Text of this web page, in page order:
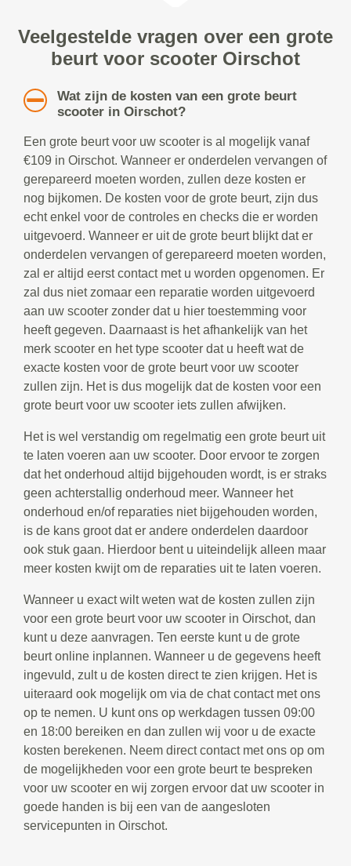
Veelgestelde vragen over een grote
beurt voor scooter Oirschot
Wat zijn de kosten van een grote beurt
scooter in Oirschot?
Een grote beurt voor uw scooter is al mogelijk vanaf
€109 in Oirschot. Wanneer er onderdelen vervangen of
gerepareerd moeten worden, zullen deze kosten er
nog bijkomen. De kosten voor de grote beurt, zijn dus
echt enkel voor de controles en checks die er worden
uitgevoerd. Wanneer er uit de grote beurt blijkt dat er
onderdelen vervangen of gerepareerd moeten worden,
zal er altijd eerst contact met u worden opgenomen. Er
zal dus niet zomaar een reparatie worden uitgevoerd
aan uw scooter zonder dat u hier toestemming voor
heeft gegeven. Daarnaast is het afhankelijk van het
merk scooter en het type scooter dat u heeft wat de
exacte kosten voor de grote beurt voor uw scooter
zullen zijn. Het is dus mogelijk dat de kosten voor een
grote beurt voor uw scooter iets zullen afwijken.
Het is wel verstandig om regelmatig een grote beurt uit
te laten voeren aan uw scooter. Door ervoor te zorgen
dat het onderhoud altijd bijgehouden wordt, is er straks
geen achterstallig onderhoud meer. Wanneer het
onderhoud en/of reparaties niet bijgehouden worden,
is de kans groot dat er andere onderdelen daardoor
ook stuk gaan. Hierdoor bent u uiteindelijk alleen maar
meer kosten kwijt om de reparaties uit te laten voeren.
Wanneer u exact wilt weten wat de kosten zullen zijn
voor een grote beurt voor uw scooter in Oirschot, dan
kunt u deze aanvragen. Ten eerste kunt u de grote
beurt online inplannen. Wanneer u de gegevens heeft
ingevuld, zult u de kosten direct te zien krijgen. Het is
uiteraard ook mogelijk om via de chat contact met ons
op te nemen. U kunt ons op werkdagen tussen 09:00
en 18:00 bereiken en dan zullen wij voor u de exacte
kosten berekenen. Neem direct contact met ons op om
de mogelijkheden voor een grote beurt te bespreken
voor uw scooter en wij zorgen ervoor dat uw scooter in
goede handen is bij een van de aangesloten
servicepunten in Oirschot.